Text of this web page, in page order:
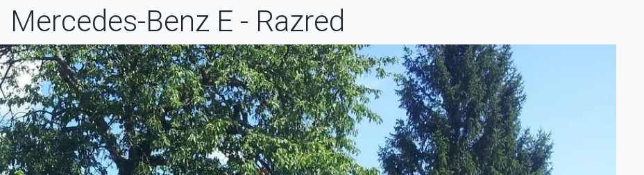
Mercedes-Benz E - Razred